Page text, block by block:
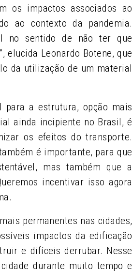
os impactos associados ao
ao contexto da pandemia.
no sentido de não ter que
elucida Leonardo Botene, que
da utilização de um material
a estrutura, opção mais
ainda incipiente no Brasil, é
os efeitos do transporte.
é importante, para que
mas também que a
incentivar isso agora
permanentes nas cidades,
impactos da edificação
e difíceis derrubar. Nesse
durante muito tempo e